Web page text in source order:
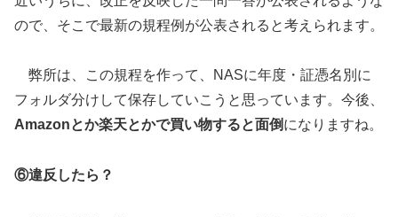
ので、そこで最新の規程例が公表されると考えられます。
弊所は、この規程を作って、NASに年度・証憑名別に
フォルダ分けして保存していこうと思っています。今後、
Amazonとか楽天とかで買い物すると面倒になりますね。
⑥違反したら？